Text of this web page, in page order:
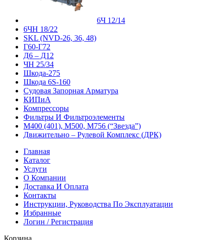
6Ч 12/14
6ЧН 18/22
SKL (NVD-26, 36, 48)
Г60-Г72
Д6 – Д12
ЧН 25/34
Шкода-275
Шкода 6S-160
Судовая Запорная Арматура
КИПиА
Компрессоры
Фильтры И Фильтроэлементы
М400 (401), М500, М756 (“Звезда”)
Движительно – Рулевой Комплекс (ДРК)
Главная
Каталог
Услуги
О Компании
Доставка И Оплата
Контакты
Инструкции, Руководства По Эксплуатации
Избранные
Логин / Регистрация
Корзина